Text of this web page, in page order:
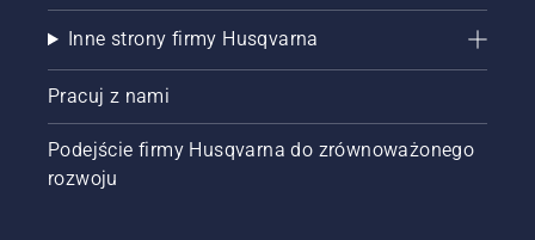
Inne strony firmy Husqvarna
Pracuj z nami
Podejście firmy Husqvarna do zrównoważonego
rozwoju